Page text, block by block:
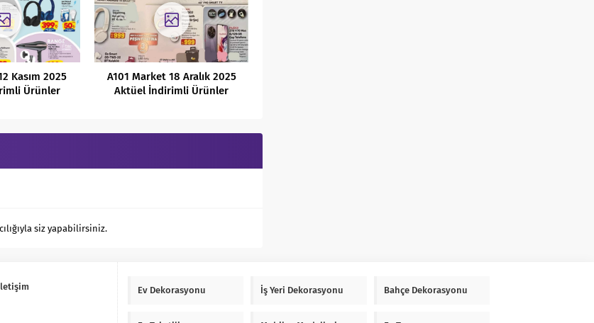
Kasım 2025
Ürünler
A101 Market 18 Aralık 2025
Aktüel İndirimli Ürünler
siz yapabilirsiniz.
Ev Dekorasyonu İş Yeri Dekorasyonu Bahçe Dekorasyonu